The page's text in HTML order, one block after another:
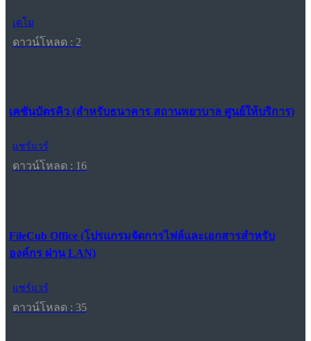
เดโม
ดาวน์โหลด : 2
เคชันบัตรคิว (สำหรับธนาคาร สถานพยาบาล ศูนย์ให้บริการ)
แชร์แวร์
ดาวน์โหลด : 16
FileCub Office (โปรแกรมจัดการไฟล์และเอกสารสำหรับ
องค์กร ผ่าน LAN)
แชร์แวร์
ดาวน์โหลด : 35